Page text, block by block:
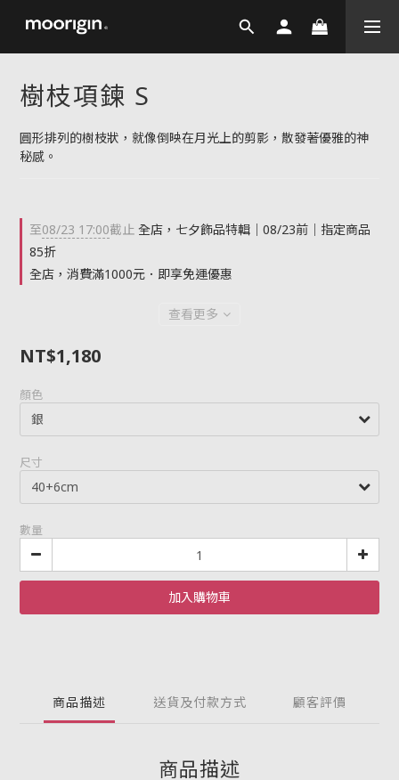
樹枝項鍊 S
圓形排列的樹枝狀，就像倒映在月光上的剪影，散發著優雅的神
秘感。
至08/23 17:00截止 全店，七夕飾品特輯｜08/23前｜指定商品
85折
全店，消費滿1000元．即享免運優惠
查看更多
NT$1,180
顏色
尺寸
數量
加入購物車
商品描述 送貨及付款方式 顧客評價
商品描述